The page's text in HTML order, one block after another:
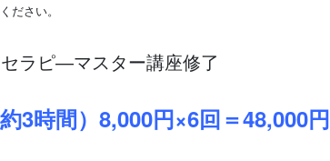
ださい。
ラピ―マスター講座修了
3時間）8,000円×6回＝48,000円